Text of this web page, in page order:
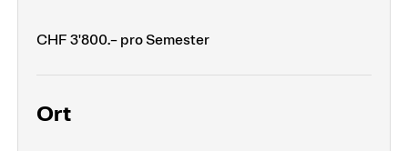
CHF 3'800.– pro Semester
Ort